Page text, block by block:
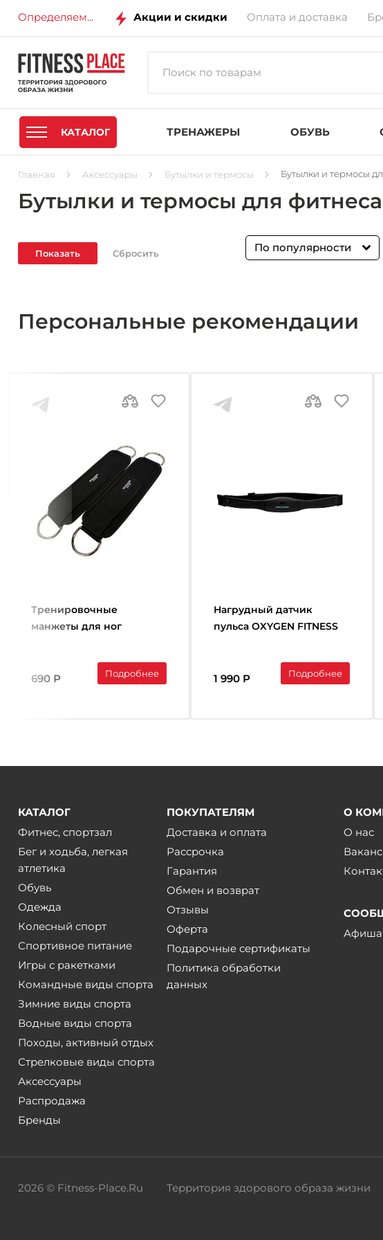
Определяем... Акции и скидки Оплата и доставка
КАТАЛОГ ТРЕНАЖЕРЫ ОБУВЬ
Главная Аксессуары Бутылки и термосы Бутылки и термосы
Бутылки и термосы для фитнеса
По популярности
Персональные рекомендации
Тренировочные
манжеты для ног
690 Р Подробнее
Нагрудный датчик
пульса OXYGEN FITNESS
1 990 Р Подробнее
КАТАЛОГ
Фитнес, спортзал
Бег и ходьба, легкая
атлетика
Обувь
Одежда
Колесный спорт
Спортивное питание
Игры с ракетками
Командные виды спорта
Зимние виды спорта
Водные виды спорта
Походы, активный отдых
Стрелковые виды спорта
Аксессуары
Распродажа
Бренды
ПОКУПАТЕЛЯМ
Доставка и оплата
Рассрочка
Гарантия
Обмен и возврат
Отзывы
Оферта
Подарочные сертификаты
Политика обработки
данных
О
О нас
Афиша
2026 © Fitness-Place.Ru Территория здорового образа жизни